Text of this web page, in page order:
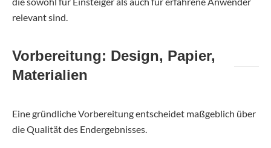
relevant sind.
Vorbereitung: Design, Papier,
Materialien
Eine gründliche Vorbereitung entscheidet maßgeblich über
die Qualität des Endergebnisses.